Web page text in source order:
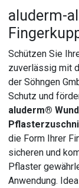
aluderm-
Schützen Sie
zuverlässig mit
der Söhngen
Schutz und
aluderm®
die Form Ihrer
sicheren und
Pflaster
Anwendung.